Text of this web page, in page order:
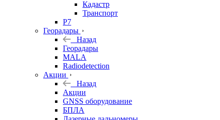
Кадастр
Транспорт
Р7
Георадары
Назад
Георадары
MALA
Radiodetection
Акции
Назад
Акции
GNSS оборудование
БПЛА